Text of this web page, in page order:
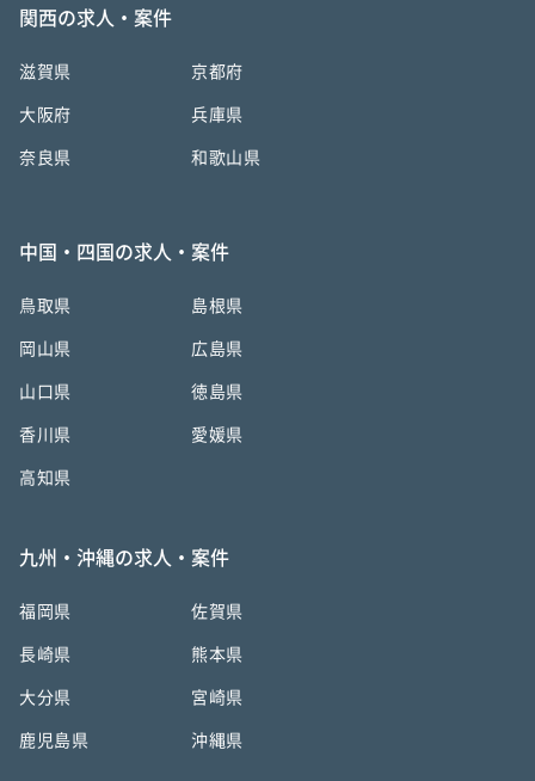
関西の求人・案件
滋賀県 京都府
大阪府 兵庫県
奈良県 和歌山県
中国・四国の求人・案件
鳥取県 島根県
岡山県 広島県
山口県 徳島県
香川県 愛媛県
高知県
九州・沖縄の求人・案件
福岡県 佐賀県
長崎県 熊本県
大分県 宮崎県
鹿児島県 沖縄県